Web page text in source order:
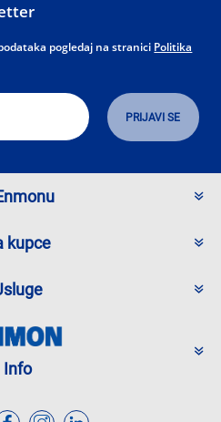
pogledaj na stranici Politika
kupce
Info